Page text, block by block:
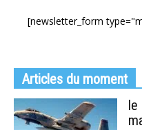
[newsletter_form
Articles du moment
le